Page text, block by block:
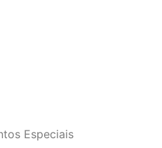
Especiais